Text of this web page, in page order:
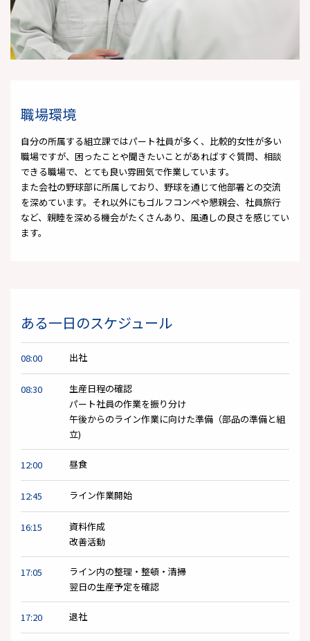
職場環境
自分の所属する組立課ではパート社員が多く、比較的女性が多い
職場ですが、困ったことや聞きたいことがあればすぐ質問、相談
できる職場で、とても良い雰囲気で作業しています。
また会社の野球部に所属しており、野球を通じて他部署との交流
を深めています。それ以外にもゴルフコンペや懇親会、社員旅行
など、親睦を深める機会がたくさんあり、風通しの良さを感じてい
ます。
ある一日のスケジュール
08:00 出社
08:30
生産日程の確認
パート社員の作業を振り分け
午後からのライン作業に向けた準備（部品の準備と組
立)
12:00 昼食
12:45 ライン作業開始
16:15
資料作成
改善活動
17:05
ライン内の整理・整頓・清掃
翌日の生産予定を確認
17:20 退社